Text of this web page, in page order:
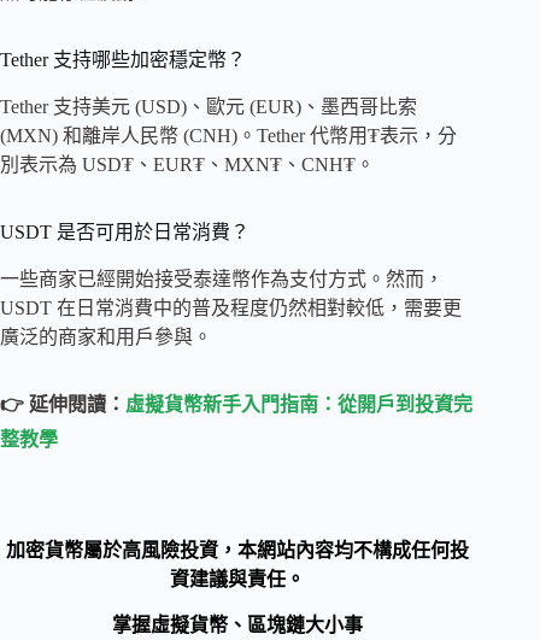
Tether 支持哪些加密穩定幣？
Tether 支持美元 (USD)、歐元 (EUR)、墨西哥比索
(MXN) 和離岸人民幣 (CNH)。Tether 代幣用₮表示，分
別表示為 USD₮、EUR₮、MXN₮、CNH₮。
USDT 是否可用於日常消費？
一些商家已經開始接受泰達幣作為支付方式。然而，
USDT 在日常消費中的普及程度仍然相對較低，需要更
廣泛的商家和用戶參與。
👉 延伸閱讀： 虛擬貨幣新手入門指南：從開戶到投資完
整教學
加密貨幣屬於高風險投資，本網站內容均不構成任何投
資建議與責任。
掌握虛擬貨幣、區塊鏈大小事